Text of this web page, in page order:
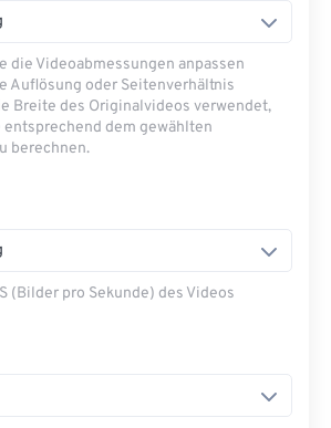
die Videoabmessungen anpassen
Auflösung oder Seitenverhältnis
Breite des Originalvideos verwendet,
entsprechend dem gewählten
berechnen.
(Bilder pro Sekunde) des Videos